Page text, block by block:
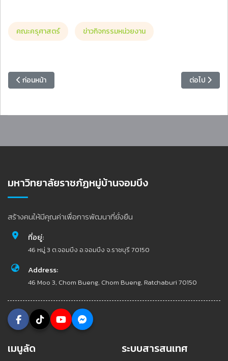
คณะครุศาสตร์ ข่าวกิจกรรมหน่วยงาน
เนื้อหาก่อนหน้า: อธิการบดี มรภ.หมู่บ้านจอมบึง ร่วมประชุมคณะกรรมกา
ก่อนหน้า เนื้อหาถัดไป
ต่อไป
มหาวิทยาลัยราชภัฏหมู่บ้านจอมบึง
สร้างคนให้มีคุณค่าเพื่อการพัฒนาที่ยั่งยืน
ที่อยู่:
46 หมู่ 3 ต.จอมบึง อ.จอมบึง จ.ราชบุรี 70150
Address:
46 Moo 3, Chom Bueng, Chom Bueng, Ratchaburi 70150
เมนูลัด ระบบสารสนเทศ